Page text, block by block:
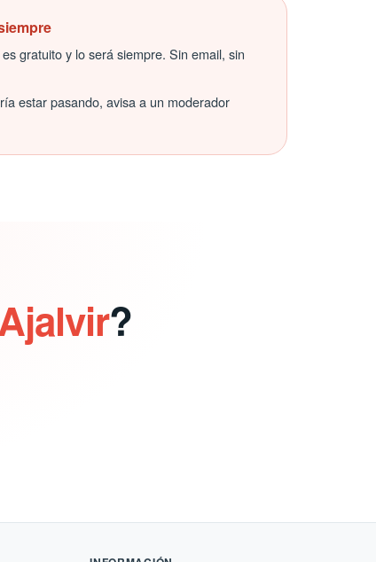
gratuito y lo será siempre. Sin email, sin
estar pasando, avisa a un moderador
?